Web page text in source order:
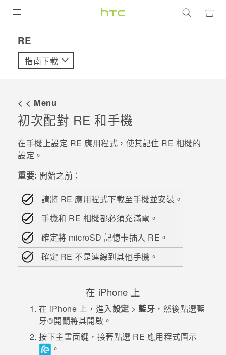
VIVE
優惠專區
焦點訊息
校園專案
企業採購
銷售門市
銷售通路
支援服務
VIVELAND
登入
RE‎
指南下載
< < Menu
初次配對 RE 和手機
在手機上設定 RE 應用程式，使其記住 RE 相機的
設定。
重要: 開始之前：
請將 RE 應用程式下載至手機並安裝。
手機和 RE 相機都必須充滿電。
確定將 microSD 記憶卡插入 RE 。
確定 RE 不是連線到其他手機。
在 iPhone 上
在 iPhone 上，進入設定 > 藍牙 ，然後點選藍
牙®開關將其開啟。
按下主畫面鍵 ，接著點選 RE 應用程式圖示
。